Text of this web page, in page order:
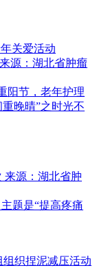
关爱活动
来源：湖北省肿瘤
阳节，老年护理
晚晴”之时光不
来源：湖北省肿
题是“提高疼痛
织捏泥减压活动